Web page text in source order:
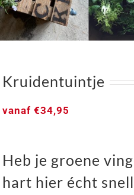
Kruidentuintje
vanaf€34,95
Heb je groene
hart hier écht